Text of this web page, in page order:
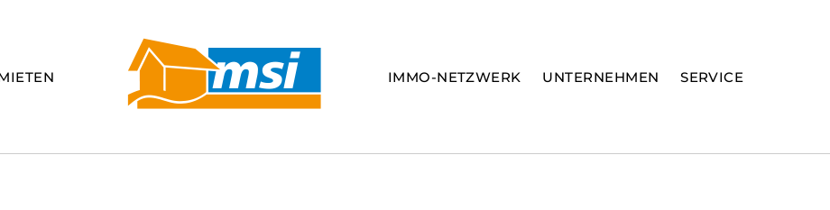
IMMO-NETZWERK UNTERNEHMEN SERVICE